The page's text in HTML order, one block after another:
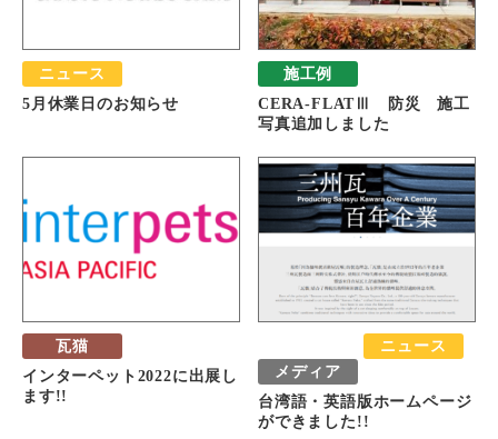
ニュース
5月休業日のお知らせ
施工例
CERA-FLATⅢ 防災 施工
写真追加しました
瓦猫
インターペット2022に出展し
ます!!
ニュース
メディア
台湾語・英語版ホームページ
ができました!!